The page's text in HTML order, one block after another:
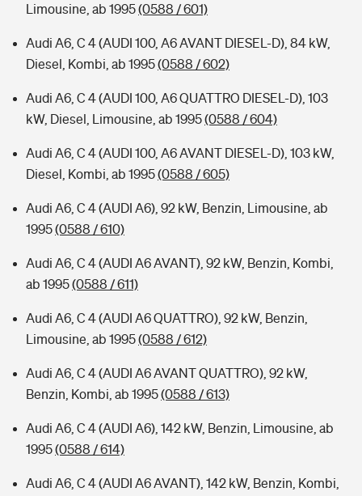
Limousine, ab 1995(0588 / 601)
Audi A6, C 4 (AUDI 100, A6 AVANT DIESEL-D), 84 kW,
Diesel, Kombi, ab 1995(0588 / 602)
Audi A6, C 4 (AUDI 100, A6 QUATTRO DIESEL-D), 103
kW, Diesel, Limousine, ab 1995(0588 / 604)
Audi A6, C 4 (AUDI 100, A6 AVANT DIESEL-D), 103 kW,
Diesel, Kombi, ab 1995(0588 / 605)
Audi A6, C 4 (AUDI A6), 92 kW, Benzin, Limousine, ab
1995(0588 / 610)
Audi A6, C 4 (AUDI A6 AVANT), 92 kW, Benzin, Kombi,
ab 1995(0588 / 611)
Audi A6, C 4 (AUDI A6 QUATTRO), 92 kW, Benzin,
Limousine, ab 1995(0588 / 612)
Audi A6, C 4 (AUDI A6 AVANT QUATTRO), 92 kW,
Benzin, Kombi, ab 1995(0588 / 613)
Audi A6, C 4 (AUDI A6), 142 kW, Benzin, Limousine, ab
1995(0588 / 614)
Audi A6, C 4 (AUDI A6 AVANT), 142 kW, Benzin, Kombi,